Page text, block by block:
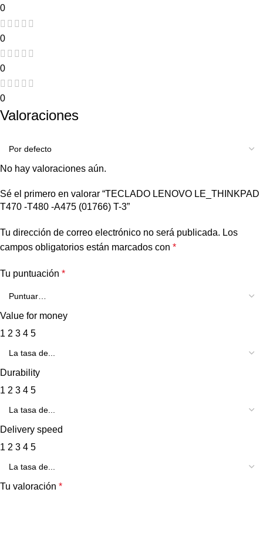
0
0
0
0
Valoraciones
No hay valoraciones aún.
Sé el primero en valorar “TECLADO LENOVO LE_THINKPAD
T470 -T480 -A475 (01766) T-3”
Tu dirección de correo electrónico no será publicada. Los
campos obligatorios están marcados con *
Tu puntuación *
Value for money
1 2 3 4 5
Durability
1 2 3 4 5
Delivery speed
1 2 3 4 5
Tu valoración *